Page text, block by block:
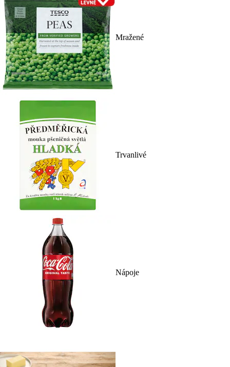
Mražené
Trvanlivé
Nápoje